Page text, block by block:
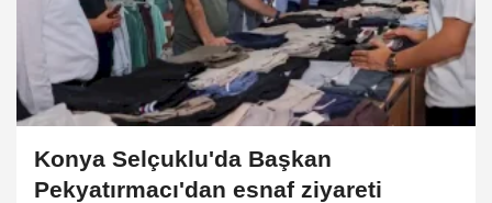
Konya Selçuklu'da Başkan
Pekyatırmacı'dan esnaf ziyareti